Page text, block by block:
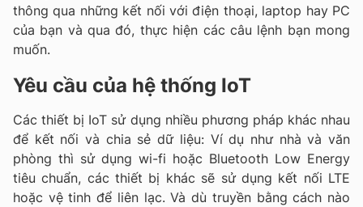
thông qua những kết nối với điện thoại, laptop hay PC
của bạn và qua đó, thực hiện các câu lệnh bạn mong
muốn.
Yêu cầu của hệ thống IoT
Các thiết bị IoT sử dụng nhiều phương pháp khác nhau
để kết nối và chia sẻ dữ liệu: Ví dụ như nhà và văn
phòng thì sử dụng wi-fi hoặc Bluetooth Low Energy
tiêu chuẩn, các thiết bị khác sẽ sử dụng kết nối LTE
hoặc vệ tinh để liên lạc. Và dù truyền bằng cách nào